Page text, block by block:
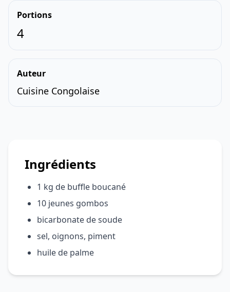
Portions
4
Auteur
Cuisine Congolaise
Ingrédients
1 kg de buffle boucané
10 jeunes gombos
bicarbonate de soude
sel, oignons, piment
huile de palme